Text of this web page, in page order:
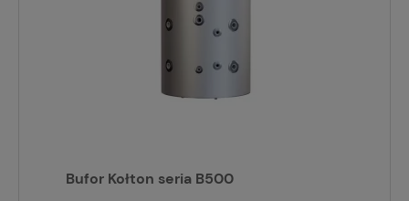
Bufor Kołton seria B500